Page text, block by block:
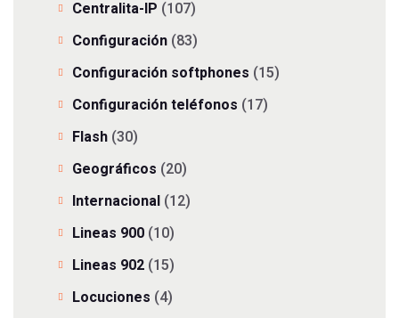
Centralita-IP (107)
Configuración (83)
Configuración softphones (15)
Configuración teléfonos (17)
Flash (30)
Geográficos (20)
Internacional (12)
Lineas 900 (10)
Lineas 902 (15)
Locuciones (4)